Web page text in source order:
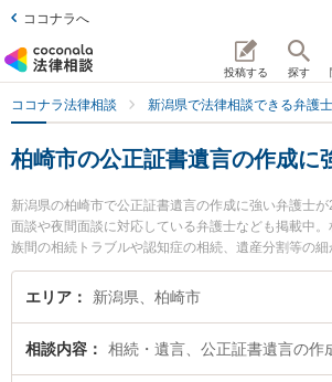
ココナラへ
投稿する 探す
ココナラ法律相談 新潟県で法律相談できる弁護士
柏崎市の公正証書遺言の作成に
新潟県の柏崎市で公正証書遺言の作成に強い弁護士
面談や夜間面談に対応している弁護士なども掲載中
族間の相続トラブルや認知症の相続、遺産分割等の
索もでき便利です。特に関矢法律事務所の関矢 聡史
務所の田才 淳一弁護士のプロフィール情報や弁護士
富な近くの弁護士を検索したい』『初回相談無料で
相談できる柏崎市内の弁護士に相談予約したい』な
エリア 新潟県、柏崎市
相談内容 相続・遺言、公正証書遺言の作